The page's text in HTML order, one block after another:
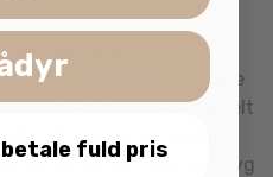
PetsPerfect
udvalg af julekalendere
og sjov, der er specielt
Vi sætter en ære i at
så du kan føle dig tryg
fuld pris